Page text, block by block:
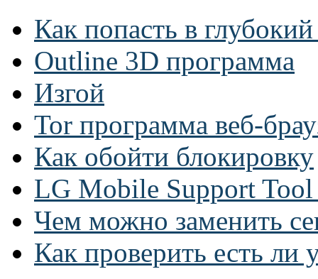
Как попасть в
Outline 3D программа
Изгой
Tor программа веб-
Как обойти блокировку
LG Mobile Support
Чем можно заменить
Как проверить есть ли